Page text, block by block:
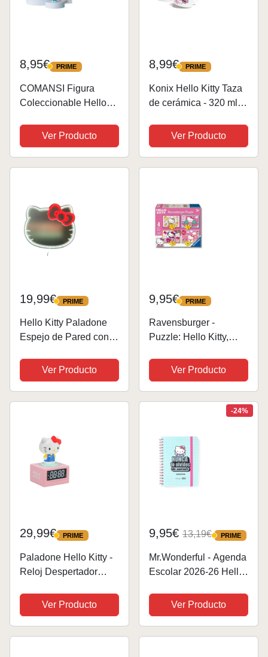
8,95€ PRIME
PRIME
COMANSI Figura
Coleccionable Hello
exclusivos Hello Kitty
and Friends
Ver Producto
8,99€ PRIME
PRIME
Konix Hello Kitty Taza
de cerámica - 320 ml -
BlancoVer Producto
19,99€ PRIME
PRIME
Hello Kitty Paladone
Espejo de Pared con
Licencia Oficial Sanrio,
decoración para hogar
y Dormitorio, para
Ver Producto
9,95€ PRIME
PRIME
Ravensburger -
Puzzle: Hello Kitty,
o Más,
Rompecabezas, 4
Puzzles de 12,16, 20 y
24 piezas, Regalos
19x14cm
Ver Producto
29,99€ PRIME
PRIME
Paladone Hello Kitty -
Reloj Despertador
Nocturna y música con
Licencia Oficial Sanrio,
decoración de
Ver Producto
-24%
9,95€ 13,19€ PRIME
PRIME
Mr.Wonderful - Agenda
Escolar 2026-26 Hello
Nunca te olvides de
sonreír
Ver Producto